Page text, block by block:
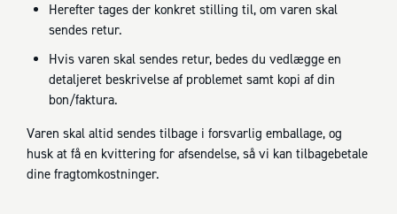
Herefter tages der konkret stilling til, om varen skal
sendes retur.
Hvis varen skal sendes retur, bedes du vedlægge en
detaljeret beskrivelse af problemet samt kopi af din
bon/faktura.
Varen skal altid sendes tilbage i forsvarlig emballage, og
husk at få en kvittering for afsendelse, så vi kan tilbagebetale
dine fragtomkostninger.